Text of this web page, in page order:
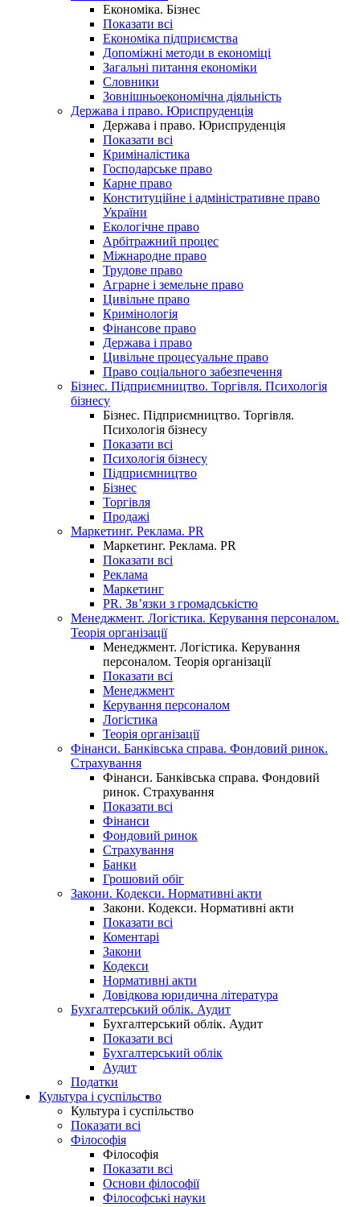
Економіка. Бізнес
Показати всі
Економіка підприємства
Допоміжні методи в економіці
Загальні питання економіки
Словники
Зовнішньоекономічна діяльність
Держава і право. Юриспруденція
Держава і право. Юриспруденція
Показати всі
Криміналістика
Господарське право
Карне право
Конституційне і адміністративне право
України
Екологічне право
Арбітражний процес
Міжнародне право
Трудове право
Аграрне і земельне право
Цивільне право
Кримінологія
Фінансове право
Держава і право
Цивільне процесуальне право
Право соціального забезпечення
Бізнес. Підприємництво. Торгівля. Психологія
бізнесу
Бізнес. Підприємництво. Торгівля.
Психологія бізнесу
Показати всі
Психологія бізнесу
Підприємництво
Бізнес
Торгівля
Продажі
Маркетинг. Реклама. PR
Маркетинг. Реклама. PR
Показати всі
Реклама
Маркетинг
PR. Зв’язки з громадськістю
Менеджмент. Логістика. Керування персоналом.
Теорія організації
Менеджмент. Логістика. Керування
персоналом. Теорія організації
Показати всі
Менеджмент
Керування персоналом
Логістика
Теорія організації
Фінанси. Банківська справа. Фондовий ринок.
Страхування
Фінанси. Банківська справа. Фондовий
ринок. Страхування
Показати всі
Фінанси
Фондовий ринок
Страхування
Банки
Грошовий обіг
Закони. Кодекси. Нормативні акти
Закони. Кодекси. Нормативні акти
Показати всі
Коментарі
Закони
Кодекси
Нормативні акти
Довідкова юридична література
Бухгалтерський облік. Аудит
Бухгалтерський облік. Аудит
Показати всі
Бухгалтерський облік
Аудит
Податки
Культура і суспільство
Культура і суспільство
Показати всі
Філософія
Філософія
Показати всі
Основи філософії
Філософські науки